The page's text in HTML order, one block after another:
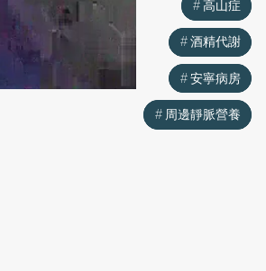
高山症
酒精代謝
安寧病房
周邊靜脈營養
高山症
酒精代謝
安寧病房
周邊靜脈營養